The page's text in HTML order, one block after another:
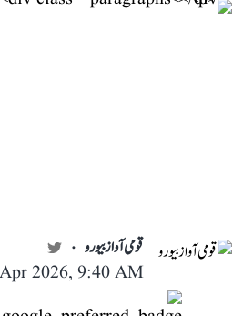
قومی آواز بیورو
2026, 9:40 AM